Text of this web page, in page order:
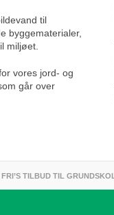
til
byggematerialer,
miljøet.
vores jord- og
går over
FRI’S TILBUD TIL